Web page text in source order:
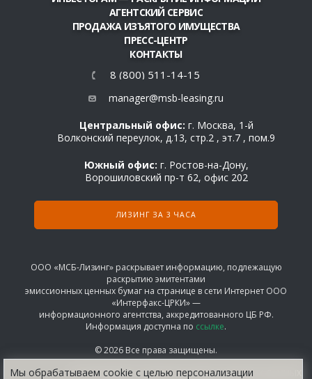
Мы обрабатываем сооkіе с целью персонализации
АГЕНТСКИЙ СЕРВИС
ПРОДАЖА ИЗЪЯТОГО ИМУЩЕСТВА
ПРЕСС-ЦЕНТР
КОНТАКТЫ
8 (800) 511-14-15
manager@msb-leasing.ru
Центральный офис: г. Москва, 1-й
Волконский переулок, д.13, стр.2 , эт.7 , пом.9
Южный офис: г. Ростов-на-Дону,
Ворошиловский пр-т 62, офис 202
ЛИЗИНГ ЗА 3 ЧАСА
ООО «МСБ-Лизинг» раскрывает информацию, подлежащую
раскрытию эмитентами
эмиссионных ценных бумаг на странице в сети Интернет ООО
«Интерфакс-ЦРКИ» —
информационного агентства, аккредитованного ЦБ РФ.
Информация доступна по ссылке.
© 2026 Все права защищены.
СОГЛАШЕНИЕ НА ОБРАБОТКУ ПЕРСОНАЛЬНЫХ ДАННЫХ